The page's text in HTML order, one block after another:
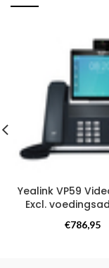
Yealink VP59
Excl.
Vaste toestellen
€786,95